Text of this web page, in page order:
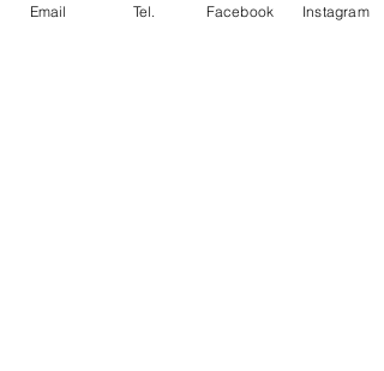
Email Tel. Facebook Instagram